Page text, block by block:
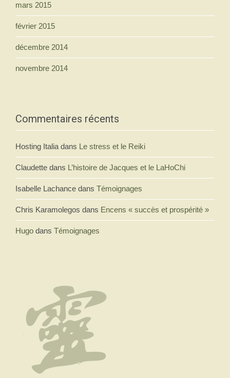
mars 2015
février 2015
décembre 2014
novembre 2014
Commentaires récents
Hosting Italia dans Le stress et le Reiki
Claudette dans L’histoire de Jacques et le LaHoChi
Isabelle Lachance dans Témoignages
Chris Karamolegos dans Encens « succès et prospérité »
Hugo dans Témoignages